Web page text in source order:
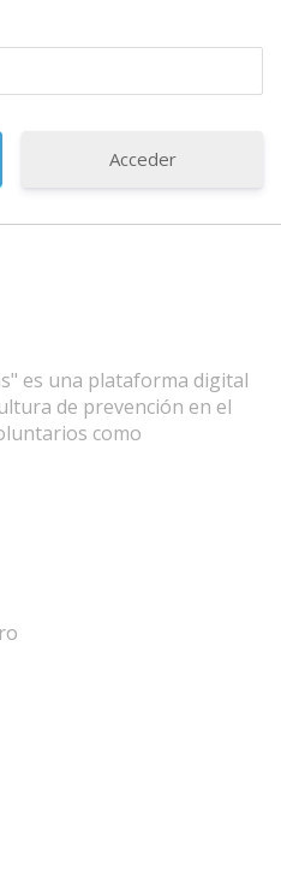
Acceder
es una plataforma digital
de prevención en el
como